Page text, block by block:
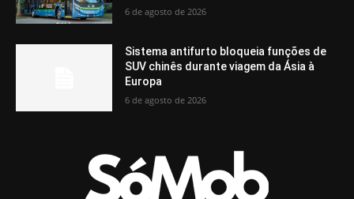
6 de agosto de 2026
Sistema antifurto bloqueia funções de
SUV chinês durante viagem da Ásia à
Europa
6 de agosto de 2026